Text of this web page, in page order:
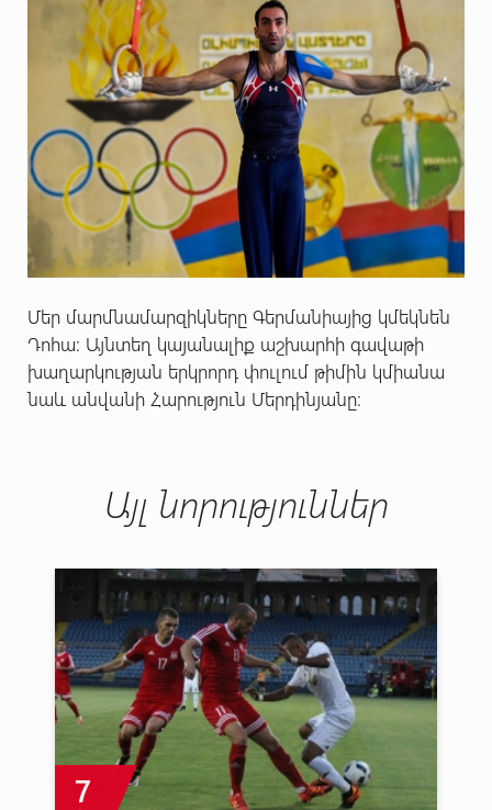
Մեր մարմնամարզիկները Գերմանիայից կմեկնեն
Դոհա: Այնտեղ կայանալիք աշխարհի գավաթի
խաղարկության երկրորդ փուլում թիմին կմիանա
նաև անվանի Հարություն Մերդինյանը:
Այլ նորություններ
7